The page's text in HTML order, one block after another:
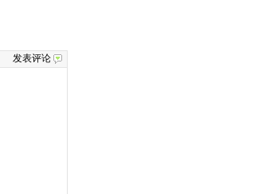
发表评论